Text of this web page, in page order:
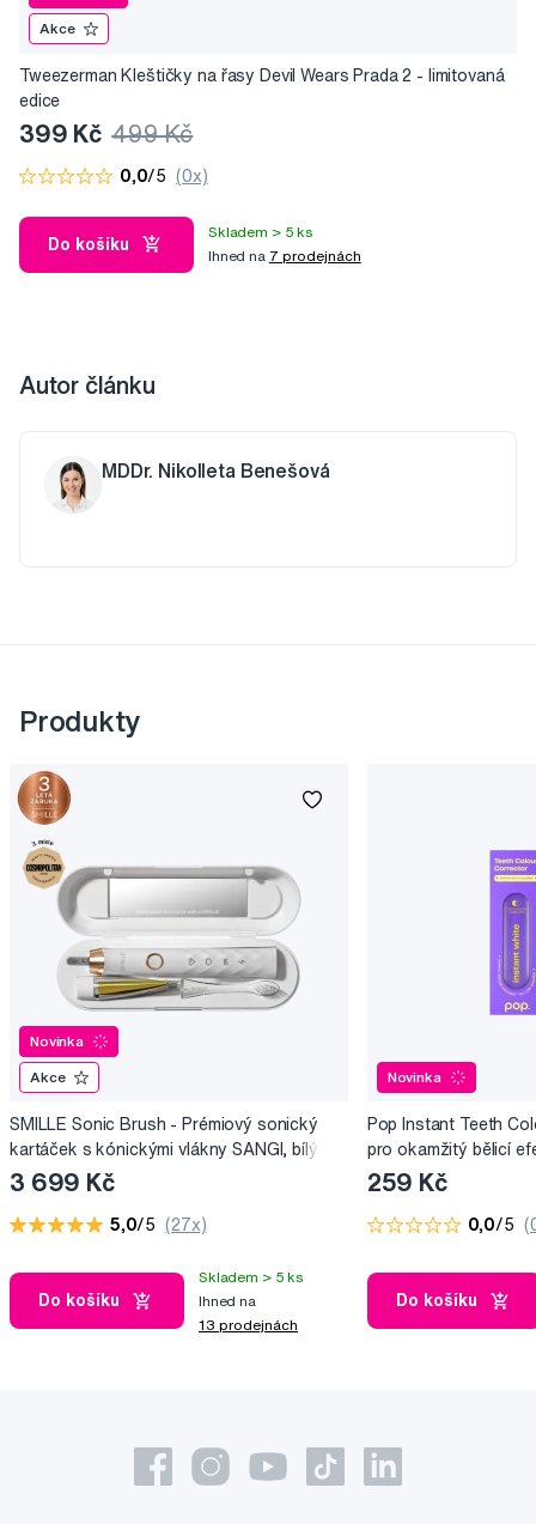
Akce
Tweezerman Kleštičky na řasy Devil Wears Prada 2 - limitovaná
edice
399 Kč 499 Kč
0,0/5 (0x)
Do košíku
Skladem > 5 ks
Ihned na 7 prodejnách
Autor článku
MDDr. Nikolleta Benešová
Produkty
Novinka
Akce
SMILLE Sonic Brush - Prémiový sonický
kartáček s kónickými vlákny SANGI, bílý
3 699 Kč
5,0/5 (27x)
Do košíku
Skladem > 5 ks
Ihned na
13 prodejnách
Novinka
Pop Instant Teeth
pro okamžitý bělicí
259 Kč
0,0/5
Do košíku